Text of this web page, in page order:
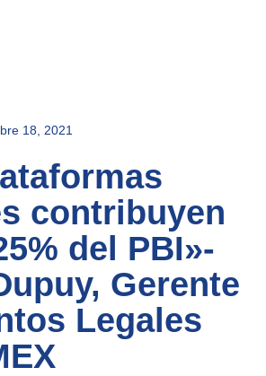
18, 2021
contribuyen
del PBI»-
Gerente
Legales